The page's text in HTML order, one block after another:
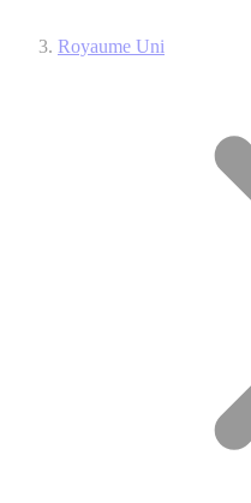
Royaume Uni